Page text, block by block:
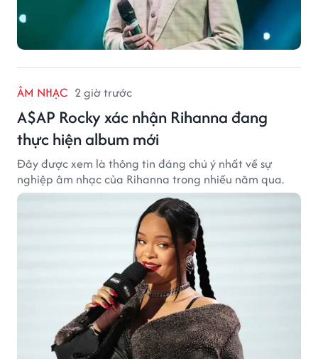
ÂM NHẠC 2 giờ trước
A$AP Rocky xác nhận Rihanna đang
thực hiện album mới
Đây được xem là thông tin đáng chú ý nhất về sự
nghiệp âm nhạc của Rihanna trong nhiều năm qua.